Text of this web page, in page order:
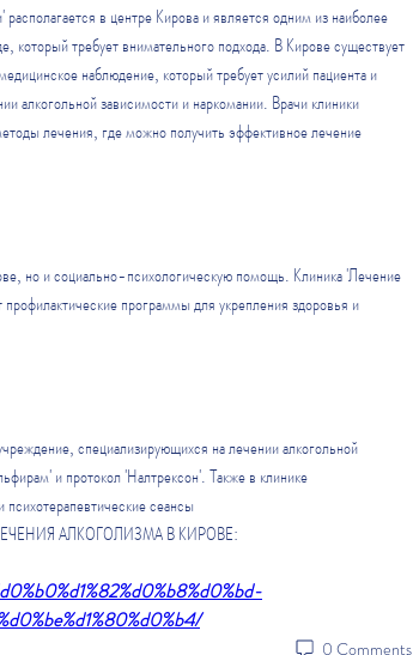
в центре Кирова и является одним из наиболее
который требует внимательного подхода. В Кирове существует
наблюдение, который требует усилий пациента и
алкогольной зависимости и наркомании. Врачи клиники
лечения, где можно получить эффективное лечение
но и социально-психологическую помощь. Клиника 'Лечение
программы для укрепления здоровья и
специализирующихся на лечении алкогольной
и протокол 'Налтрексон'. Также в клинике
сеансы
АЛКОГОЛИЗМА В КИРОВЕ:
0 Comments